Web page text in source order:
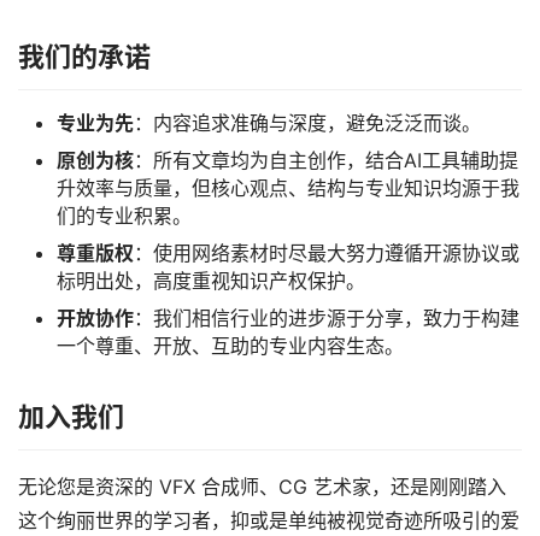
我们的承诺
专业为先：内容追求准确与深度，避免泛泛而谈。
原创为核：所有文章均为自主创作，结合AI工具辅助提
升效率与质量，但核心观点、结构与专业知识均源于我
们的专业积累。
尊重版权 ：使用网络素材时尽最大努力遵循开源协议或
标明出处，高度重视知识产权保护。
开放协作：我们相信行业的进步源于分享，致力于构建
一个尊重、开放、互助的专业内容生态。
加入我们
无论您是资深的 VFX 合成师、CG 艺术家，还是刚刚踏入
这个绚丽世界的学习者，抑或是单纯被视觉奇迹所吸引的爱